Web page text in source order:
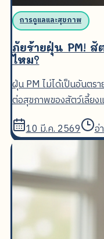
การดูแลและสุขภาพ
ภัยร้ายฝุ่น PM!
ไหม?
ฝุ่น PM ไม่ได้เป็นอันตร
ต่อสุขภาพของสัตว์เลี้ยง
น้องๆ ให้ปลอดภัยจากมล
10 มี.ค. 2569
อ่